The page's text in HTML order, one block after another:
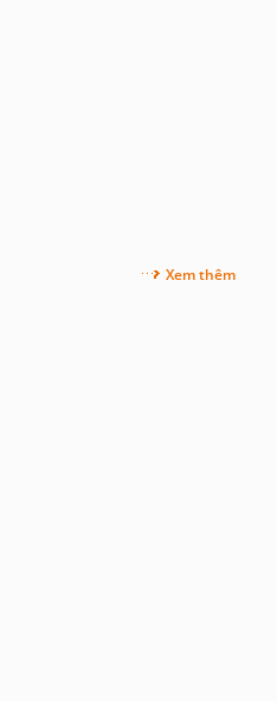
Xem thêm